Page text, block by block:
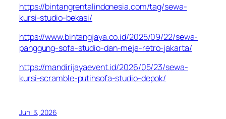
https://bintangrentalindonesia.com/tag/sewa-
kursi-studio-bekasi/
https://www.bintangjaya.co.id/2025/09/22/sewa-
panggung-sofa-studio-dan-meja-retro-jakarta/
https://mandirijayaevent.id/2026/05/23/sewa-
kursi-scramble-putihsofa-studio-depok/
Juni 3, 2026